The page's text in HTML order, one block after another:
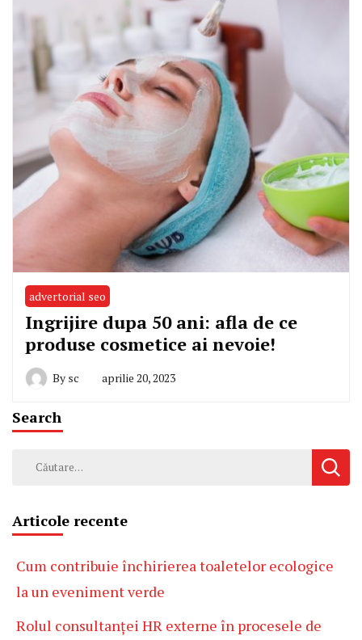
advertorial seo
Ingrijire dupa 50 ani: afla de ce
produse cosmetice ai nevoie!
By sc aprilie 20, 2023
Search
Caută
Articole recente
Cum contribuie închirierea toaletelor ecologice
la un eveniment verde
Rolul consultanței HR externe în procesele de